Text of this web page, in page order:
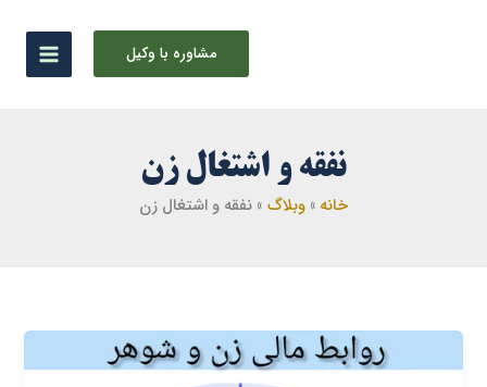
مشاوره با وکیل
نفقه و اشتغال زن
خانه وبلاگ نفقه و اشتغال زن
مالی